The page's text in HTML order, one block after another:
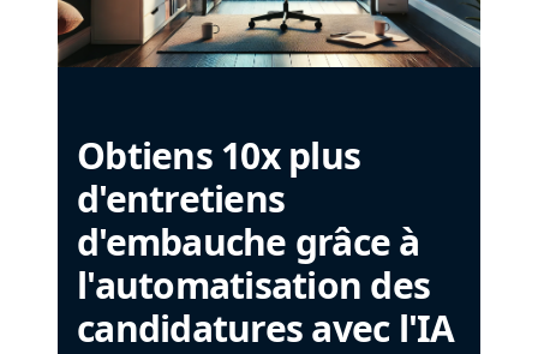
Obtiens 10x plus
d'entretiens
d'embauche grâce à
l'automatisation des
candidatures avec l'IA